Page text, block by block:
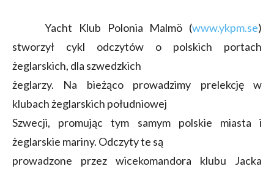
Yacht Klub Polonia Malmö (www.ykpm.se)
stworzył cykl odczytów o polskich portach
żeglarskich, dla szwedzkich
żeglarzy. Na bieżąco prowadzimy prelekcję w
klubach żeglarskich południowej
Szwecji, promując tym samym polskie miasta i
żeglarskie mariny. Odczyty te są
prowadzone przez wicekomandora klubu Jacka